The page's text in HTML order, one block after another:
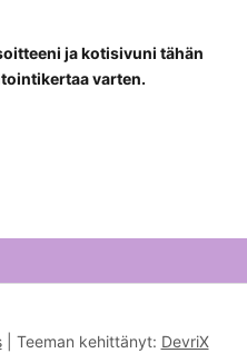
ja kotisivuni tähän
varten.
Teeman kehittänyt: DevriX